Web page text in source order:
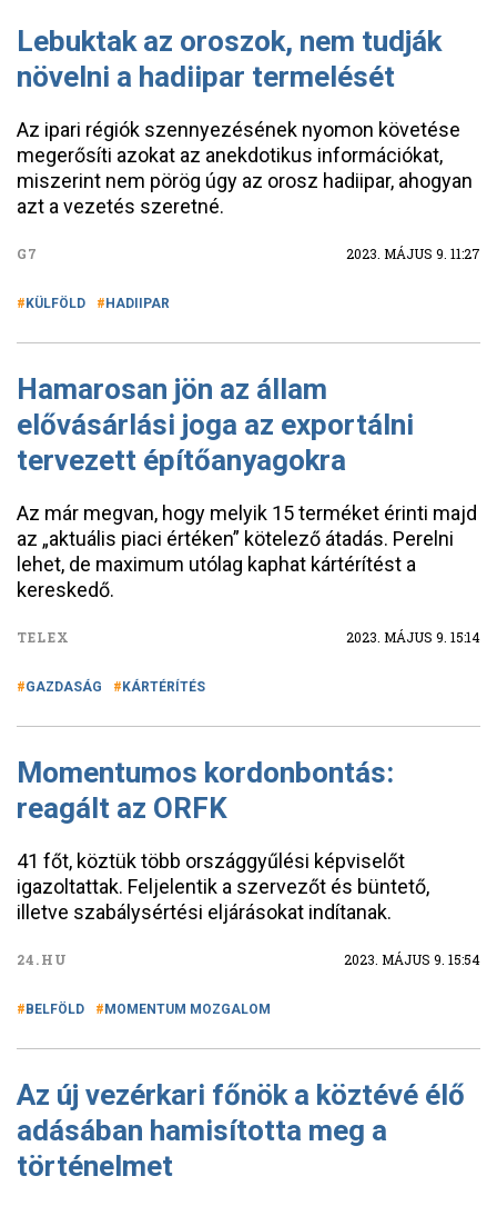
Lebuktak az oroszok, nem tudják
növelni a hadiipar termelését
Az ipari régiók szennyezésének nyomon követése
megerősíti azokat az anekdotikus információkat,
miszerint nem pörög úgy az orosz hadiipar, ahogyan
azt a vezetés szeretné.
G7 2023. MÁJUS 9. 11:27
KÜLFÖLD HADIIPAR
Hamarosan jön az állam
elővásárlási joga az exportálni
tervezett építőanyagokra
Az már megvan, hogy melyik 15 terméket érinti majd
az „aktuális piaci értéken” kötelező átadás. Perelni
lehet, de maximum utólag kaphat kártérítést a
kereskedő.
TELEX 2023. MÁJUS 9. 15:14
GAZDASÁG KÁRTÉRÍTÉS
Momentumos kordonbontás:
reagált az ORFK
41 főt, köztük több országgyűlési képviselőt
igazoltattak. Feljelentik a szervezőt és büntető,
illetve szabálysértési eljárásokat indítanak.
24.HU 2023. MÁJUS 9. 15:54
BELFÖLD MOMENTUM MOZGALOM
Az új vezérkari főnök a köztévé élő
adásában hamisította meg a
történelmet